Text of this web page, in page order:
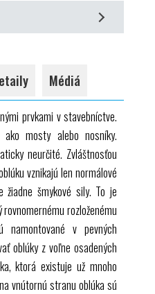
sily a deformáciu oblúka
vozovka pri zaťažení
Médiá
prvkami v stavebníctve.
mosty alebo nosníky.
neurčité. Zvláštnosťou
vznikajú len normálové
žiadne šmykové sily. To je
rozloženému
v pevných
oblúky z voľne osadených
ktorá existuje už mnoho
vnútornú stranu oblúka sú